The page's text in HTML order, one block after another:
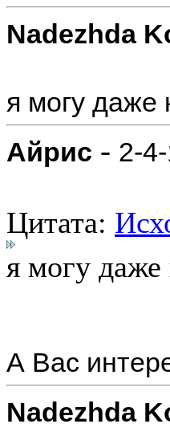
Nadezhda
я могу даже
Айрис - 2-
Цитата:
я могу даже
А Вас
Nadezhda